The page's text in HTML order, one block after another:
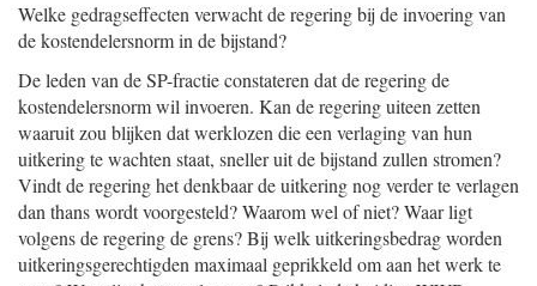
Welke gedragseffecten verwacht de regering bij de invoering van
de kostendelersnorm in de bijstand?
De leden van de SP-fractie constateren dat de regering de
kostendelersnorm wil invoeren. Kan de regering uiteen zetten
waaruit zou blijken dat werklozen die een verlaging van hun
uitkering te wachten staat, sneller uit de bijstand zullen stromen?
Vindt de regering het denkbaar de uitkering nog verder te verlagen
dan thans wordt voorgesteld? Waarom wel of niet? Waar ligt
volgens de regering de grens? Bij welk uitkeringsbedrag worden
uitkeringsgerechtigden maximaal geprikkeld om aan het werk te